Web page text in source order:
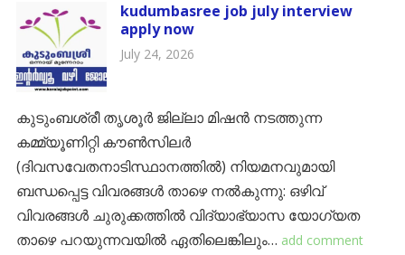
kudumbasree job july interview
apply now
July 24, 2026
കുടുംബശ്രീ തൃശൂർ ജില്ലാ മിഷൻ നടത്തുന്ന
കമ്മ്യൂണിറ്റി കൗൺസിലർ
(ദിവസവേതനാടിസ്ഥാനത്തിൽ) നിയമനവുമായി
ബന്ധപ്പെട്ട വിവരങ്ങൾ താഴെ നൽകുന്നു: ​ഒഴിവ്
വിവരങ്ങൾ ചുരുക്കത്തിൽ ​വിദ്യാഭ്യാസ യോഗ്യത​
താഴെ പറയുന്നവയിൽ ഏതിലെങ്കിലും… add comment